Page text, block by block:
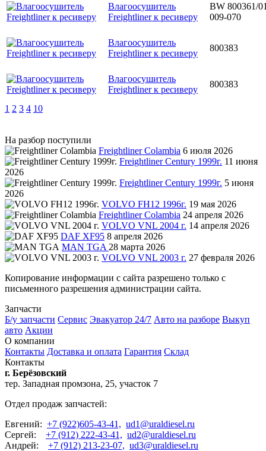
Влагоосушитель
Freightliner к ресиверу
BW 800361/
009-070
Влагоосушитель
Freightliner к ресиверу
800383
Влагоосушитель
Freightliner к ресиверу
800383
1 2 3 4 10
На разбор поступили
Freightliner Colambia 6 июля 2026
Freightliner Century 1999г. 11 июня
2026
Freightliner Century 1999г. 5 июня
2026
VOLVO FH12 1996г. 19 мая 2026
Freightliner Colambia 24 апреля 2026
VOLVO VNL 2004 г. 14 апреля 2026
DAF XF95 8 апреля 2026
MAN TGA 28 марта 2026
VOLVO VNL 2003 г. 27 февраля 2026
Копирование информации с сайта разрешено только с
письменного разрешения администрации сайта.
Запчасти
Б/у запчасти Сервис Эвакуатор 24/7 Авто на разборе Выкуп
авто Акции
О компании
Контакты Доставка и оплата Гарантия Склад
Контакты
г. Берёзовский
тер. Западная промзона, 25, участок 7
Отдел продаж запчастей:
Евгений: +7 (922)605-43-41, ud1@uraldiesel.ru
Сергей: +7 (912) 222-43-41, ud2@uraldiesel.ru
Андрей: +7 (912) 213-23-07, ud3@uraldiesel.ru